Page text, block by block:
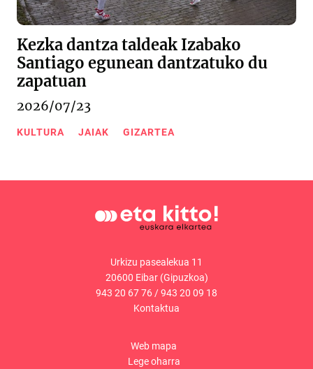
Kezka dantza taldeak Izabako
Santiago egunean dantzatuko du
zapatuan
2026/07/23
KULTURA JAIAK GIZARTEA
Urkizu pasealekua 11
20600 Eibar (Gipuzkoa)
943 20 67 76/943 20 09 18
Kontaktua
Web mapa
Lege oharra